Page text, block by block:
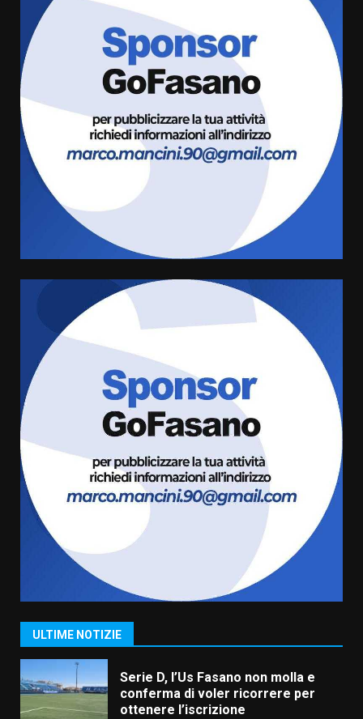
ULTIME NOTIZIE
La Banda Città di Fasano apre
ufficialmente la Festa di
8 Agosto 2026 11:00
Savelletri in festa, domani sera
grande spettacolo con Uccio De
Santis
Sostenibile: premiati gli studenti
universitari del bando “La strada
giusta”
8 Agosto 2026 07:15
“I Contestatori: Musica di
Rivoluzione”: nuovo
appuntamento con “Fasano in
Banda”
7 Agosto 2026 06:05
US Fasano, Scianaro: “Profonda
amarezza per esclusione dal
campionato di calcio”
7 Agosto 2026 06:00
1
Grande successo per la “Sagra
del Pesce Spada” a Savelletri
9 Agosto 2026 07:32
Serie D, l’Us Fasano non molla e
conferma di voler ricorrere per
ottenere l’iscrizione